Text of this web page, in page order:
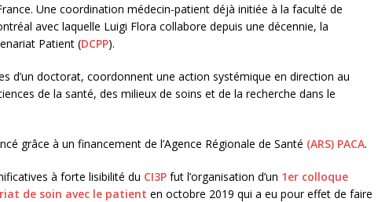
Une coordination médecin-patient déjà initiée à la faculté de
avec laquelle Luigi Flora collabore depuis une décennie, la
Patient (DCPP).
d’un doctorat, coordonnent une action systémique en direction au
de la santé, des milieux de soins et de la recherche dans le
grâce à un financement de l’Agence Régionale de Santé (ARS) PACA.
à forte lisibilité du CI3P fut l’organisation d’un 1er colloque
de soin avec le patient en octobre 2019 qui a eu pour effet de faire